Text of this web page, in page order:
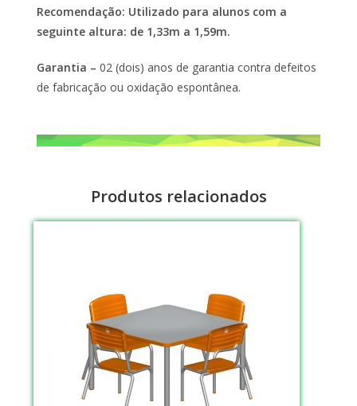
Recomendação: Utilizado para alunos com a
seguinte altura: de 1,33m a 1,59m.
Garantia –02 (dois) anos de garantia contra defeitos
de fabricação ou oxidação espontânea.
Produtos relacionados